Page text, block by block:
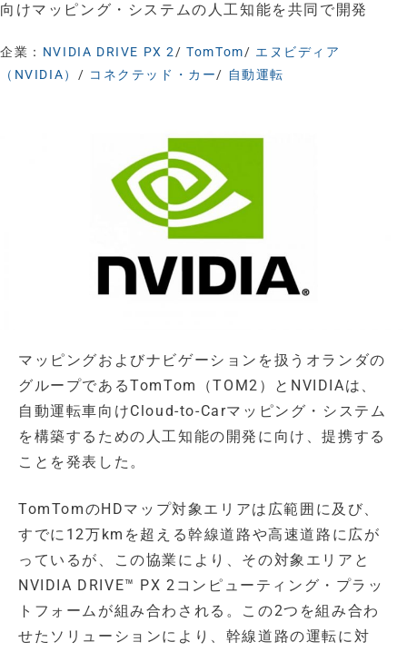
向けマッピング・システムの人工知能を共同で開発
企業： NVIDIA DRIVE PX 2/TomTom/ エヌビディア
（NVIDIA） / コネクテッド・カー/ 自動運転
マッピングおよびナビゲーションを扱うオランダの
グループであるTomTom（TOM2）とNVIDIAは、
自動運転車向けCloud-to-Carマッピング・システム
を構築するための人工知能の開発に向け、提携する
ことを発表した。
TomTomのHDマップ対象エリアは広範囲に及び、
すでに12万kmを超える幹線道路や高速道路に広が
っているが、この協業により、その対象エリアと
NVIDIA DRIVE™ PX 2コンピューティング・プラッ
トフォームが組み合わされる。この2つを組み合わ
せたソリューションにより、幹線道路の運転に対